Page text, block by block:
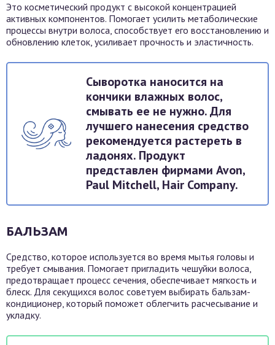
Это косметический продукт с высокой концентрацией
активных компонентов. Помогает усилить метаболические
процессы внутри волоса, способствует его восстановлению и
обновлению клеток, усиливает прочность и эластичность.
Сыворотка наносится на
кончики влажных волос,
смывать ее не нужно. Для
лучшего нанесения средство
рекомендуется растереть в
ладонях. Продукт
представлен фирмами Avon,
Paul Mitchell, Hair Company.
БАЛЬЗАМ
Средство, которое используется во время мытья головы и
требует смывания. Помогает пригладить чешуйки волоса,
предотвращает процесс сечения, обеспечивает мягкость и
блеск. Для секущихся волос советуем выбирать бальзам-
кондиционер, который поможет облегчить расчесывание и
укладку.